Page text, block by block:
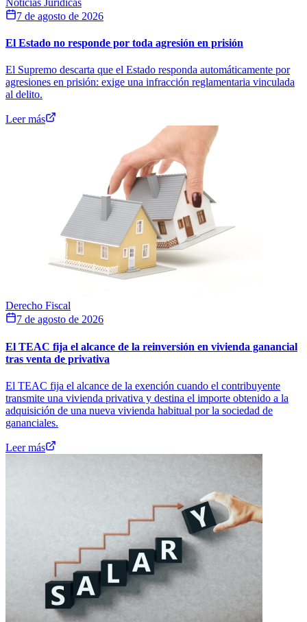
Noticias Jurídicas
7 de agosto de 2026
El Estado no responde por toda agresión en prisión
El Supremo descarta que el Estado responda automáticamente por
agresiones en prisión: exige una infracción reglamentaria vinculada
al delito.
Leer más
Derecho Fiscal
7 de agosto de 2026
El TEAC fija el alcance de la reinversión en vivienda ganancial
tras venta de privativa
El TEAC fija el alcance de la exención cuando el contribuyente
transmite una vivienda privativa y destina el importe obtenido a la
adquisición de una nueva vivienda habitual por la sociedad de
gananciales.
Leer más